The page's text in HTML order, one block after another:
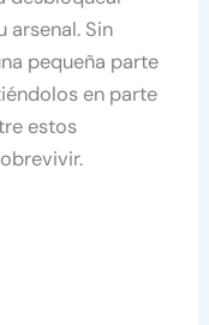
arsenal. Sin
pequeña parte
en parte
estos